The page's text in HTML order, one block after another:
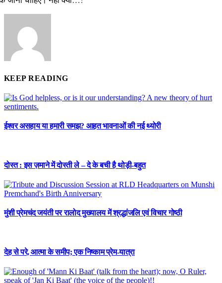
KEEP READING
ईश्वर असहाय या हमारी समझ? आहत भावनाओं की नई थ्योरी
दोस्त : इस ज़माने में दोस्ती ले – दे के बची है थोड़ी-बहुत
मुंशी प्रेमचंद जयंती पर रालोद मुख्यालय में श्रद्धांजलि एवं विचार गोष्ठी
देह से परे, आत्मा के समीप; एक निष्काम प्रेम-यात्रा